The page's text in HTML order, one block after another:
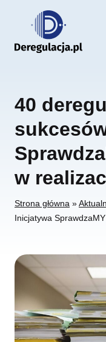
40
w
Strona główna »
Inicjatywa